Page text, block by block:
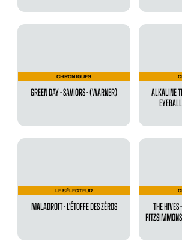
CHRONIQUES
GREEN DAY - SAVIORS - (WARNER) ALKALINE
LE SÉLECTEUR
MALADROIT - L’ÉTOFFE DES ZÉROS THE HIVES